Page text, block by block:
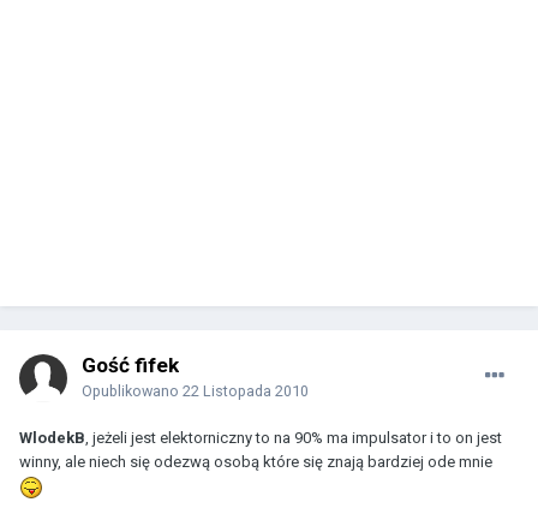
Gość fifek
Opublikowano 22 Listopada 2010
WlodekB, jeżeli jest elektorniczny to na 90% ma impulsator i to on jest
winny, ale niech się odezwą osobą które się znają bardziej ode mnie